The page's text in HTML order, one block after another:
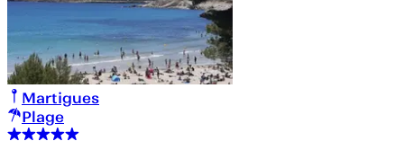
Martigues
Plage